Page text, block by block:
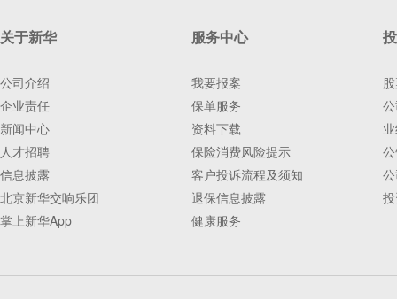
关于新华
公司介绍
企业责任
新闻中心
人才招聘
信息披露
北京新华交响乐团
掌上新华App
服务中心
我要报案
保单服务
资料下载
保险消费风险提示
客户投诉流程及须知
退保信息披露
健康服务